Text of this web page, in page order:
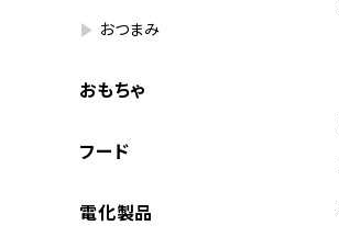
おつまみ
おもちゃ
フード
電化製品